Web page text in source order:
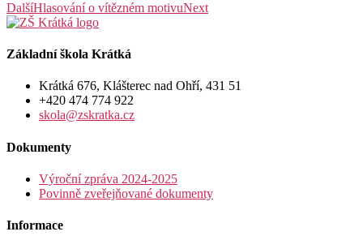
DalšíHlasování o vítězném motivuNext
Základní škola Krátká
Krátká 676, Klášterec nad Ohří, 431 51
+420 474 774 922
skola@zskratka.cz
Dokumenty
Výroční zpráva 2024-2025
Povinně zveřejňované dokumenty
Informace